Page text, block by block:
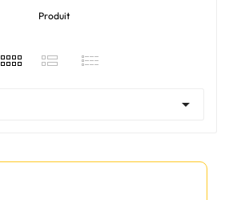
Produit
